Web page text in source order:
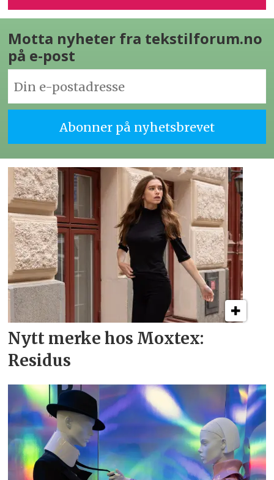
Motta nyheter fra tekstilforum.no
på e-post
Nytt merke hos Moxtex:
Residus